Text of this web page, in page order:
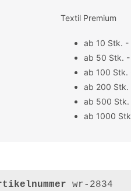
Textil Premium
ab 10 Stk.
ab 50 Stk.
ab 100
ab 200
ab 500 Stk.
ab 1000
wr-2834